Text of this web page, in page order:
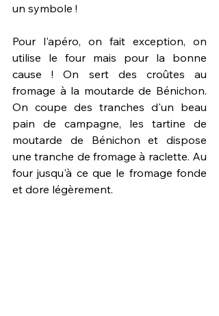
un symbole !
Pour l'apéro, on fait exception, on
utilise le four mais pour la bonne
cause ! On sert des croûtes au
fromage à la moutarde de Bénichon.
On coupe des tranches d'un beau
pain de campagne, les tartine de
moutarde de Bénichon et dispose
une tranche de fromage à raclette. Au
four jusqu'à ce que le fromage fonde
et dore légèrement.